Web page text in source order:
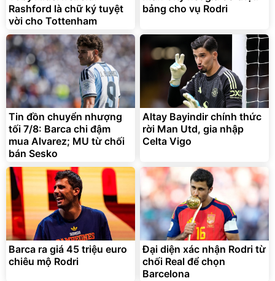
Rashford là chữ ký tuyệt
vời cho Tottenham
bảng cho vụ Rodri
Tin đồn chuyển nhượng
tối 7/8: Barca chi đậm
mua Alvarez; MU từ chối
bán Sesko
Altay Bayindir chính thức
rời Man Utd, gia nhập
Celta Vigo
Barca ra giá 45 triệu euro
chiêu mộ Rodri
Đại diện xác nhận Rodri từ
chối Real để chọn
Barcelona